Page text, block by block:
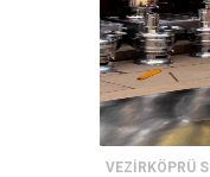
VEZİRKÖPRÜ